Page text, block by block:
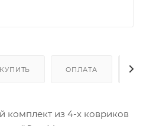
ОПЛАТА
комплект из 4-х ковриков